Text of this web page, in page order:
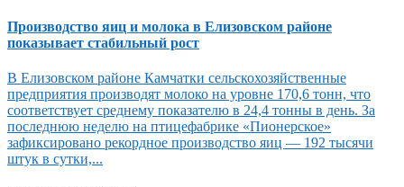
Производство яиц и молока в Елизовском районе
показывает стабильный рост
В Елизовском районе Камчатки сельскохозяйственные
предприятия производят молоко на уровне 170,6 тонн, что
соответствует среднему показателю в 24,4 тонны в день. За
последнюю неделю на птицефабрике «Пионерское»
зафиксировано рекордное производство яиц — 192 тысячи
штук в сутки,...